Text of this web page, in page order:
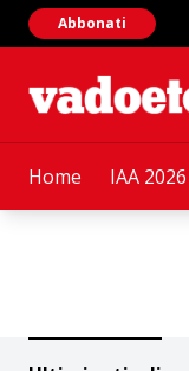
Home IAA 2026
Abbonati